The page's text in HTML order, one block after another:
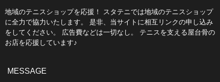
地域のテニスショップを応援！ スタテニでは地域のテニスショップ
に全力で協力いたします。 是非、当サイトに相互リンクの申し込み
をしてください。 広告費などは一切なし。 テニスを支える屋台骨の
お店を応援しています♪
MESSAGE